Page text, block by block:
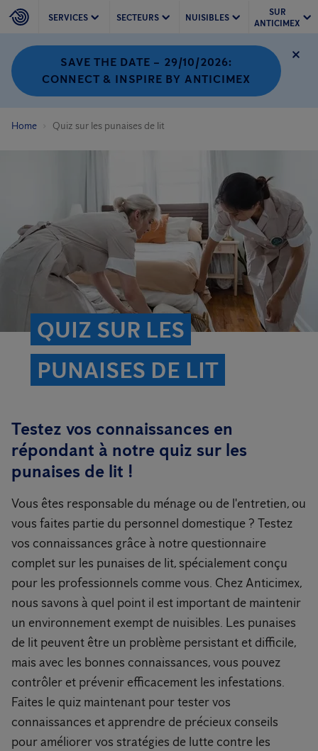
SERVICES SECTEURS NUISIBLES
SUR
ANTICIMEX
SAVE THE DATE – 29/10/2026:
CONNECT & INSPIRE BY ANTICIMEX
Home Quiz sur les punaises de lit
QUIZ SUR LES
PUNAISES DE LIT
Testez vos connaissances en
répondant à notre quiz sur les
punaises de lit !
Vous êtes responsable du ménage ou de l'entretien, ou
vous faites partie du personnel domestique ? Testez
vos connaissances grâce à notre questionnaire
complet sur les punaises de lit, spécialement conçu
pour les professionnels comme vous. Chez Anticimex,
nous savons à quel point il est important de maintenir
un environnement exempt de nuisibles. Les punaises
de lit peuvent être un problème persistant et difficile,
mais avec les bonnes connaissances, vous pouvez
contrôler et prévenir efficacement les infestations.
Faites le quiz maintenant pour tester vos
connaissances et apprendre de précieux conseils
pour améliorer vos stratégies de lutte contre les